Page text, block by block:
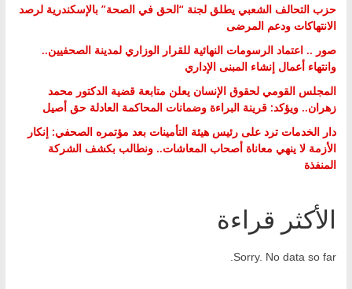
حزب التحالف الشعبي يطلق لجنة “الحق في الصحة” بالإسكندرية لرصد
الانتهاكات ودعم المرضى
صور .. اعتماد الرسومات النهائية للقرار الوزاري لمدينة الصحفيين..
وانتهاء أعمال إنشاء المبنى الإداري
المجلس القومي لحقوق الإنسان يعلن متابعة قضية الدكتور محمد
زهران.. ويؤكد: قرينة البراءة وضمانات المحاكمة العادلة حق أصيل
دار الخدمات ترد على رئيس هيئة التأمينات بعد مؤتمره الصحفي: إنكار
الأزمة لا ينهي معاناة أصحاب المعاشات.. ونطالب بكشف الشركة
المنفذة
الأكثر قراءة
Sorry. No data so far.